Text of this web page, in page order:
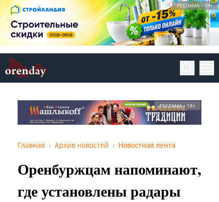
РЕКЛАМА • 18+
РЕКЛАМА • 18+
Главная Архив новостей Новостная лента
Оренбуржцам напоминают,
где установлены радары